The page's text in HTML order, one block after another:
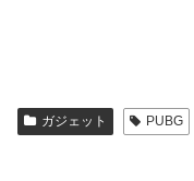
ガジェット PUBG